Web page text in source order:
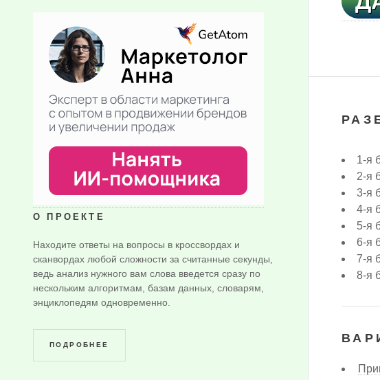
1-я
2-я
3-я
4-я
5-я
6-я
7-я
8-я
О ПРОЕКТЕ
Находите ответы на вопросы в кроссвордах и
сканвордах любой сложности за считанные секунды,
ведь анализ нужного вам слова введется сразу по
нескольким алгоритмам, базам данных, словарям,
энциклопедям одновременно.
ПОДРОБНЕЕ